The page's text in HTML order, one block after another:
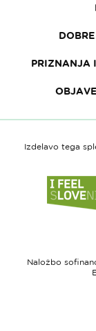
PRIZNANJA
Izdelavo tega
Naložbo